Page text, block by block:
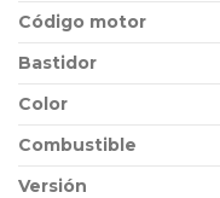
Código motor
Bastidor
Color
Combustible
Versión